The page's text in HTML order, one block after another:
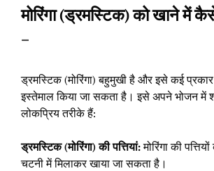
मोरिंगा (ड्रमस्टिक) को खाने में
–
ड्रमस्टिक (मोरिंगा) बहुमुखी है और इसे कई
इस्तेमाल किया जा सकता है। इसे अपने भोजन में
लोकप्रिय तरीके हैं:
ड्रमस्टिक (मोरिंगा) की पत्तियां:मोरिंगा की
चटनी में मिलाकर खाया जा सकता है।